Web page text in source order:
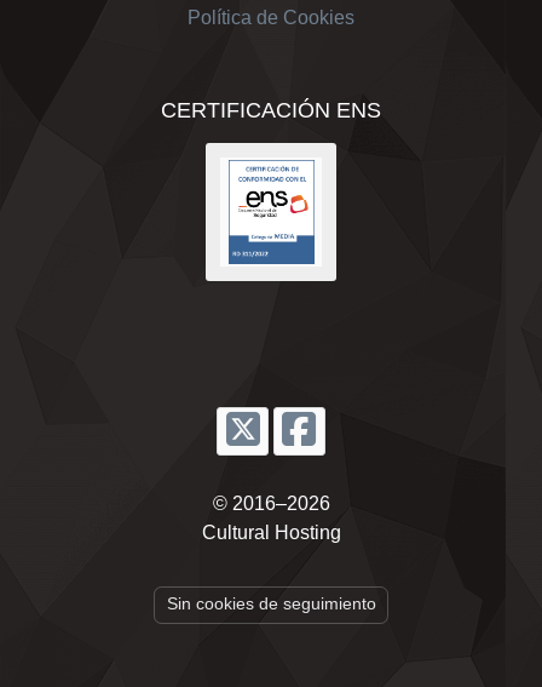
Política de Cookies
CERTIFICACIÓN ENS
© 2016–2026
Cultural Hosting
Sin cookies de seguimiento